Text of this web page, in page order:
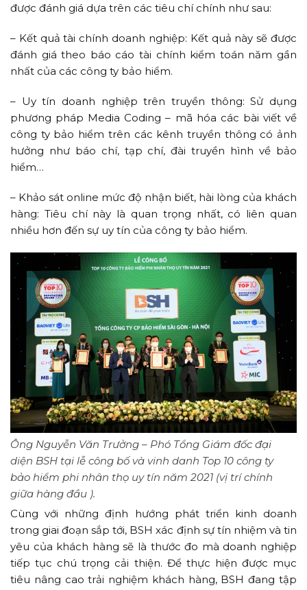
được đánh giá dựa trên các tiêu chí chính như sau:
– Kết quả tài chính doanh nghiệp: Kết quả này sẽ được
đánh giá theo báo cáo tài chính kiểm toán năm gần
nhất của các công ty bảo hiểm.
– Uy tín doanh nghiệp trên truyền thông: Sử dụng
phương pháp Media Coding – mã hóa các bài viết về
công ty bảo hiểm trên các kênh truyền thông có ảnh
hưởng như báo chí, tạp chí, đài truyền hình về bảo
hiểm…
– Khảo sát online mức độ nhận biết, hài lòng của khách
hàng: Tiêu chí này là quan trọng nhất, có liên quan
nhiều hơn đến sự uy tín của công ty bảo hiểm.
Ông Nguyễn Văn Trưởng – Phó Tổng Giám đốc đại
diện BSH tại lễ công bố và vinh danh Top 10 công ty
bảo hiểm phi nhân thọ uy tín năm 2021 (vị trí chính
giữa hàng đầu ).
Cùng với những định hướng phát triển kinh doanh
trong giai đoạn sắp tới, BSH xác định sự tín nhiệm và tin
yêu của khách hàng sẽ là thước đo mà doanh nghiệp
tiếp tục chú trọng cải thiện. Để thực hiện được mục
tiêu nâng cao trải nghiệm khách hàng, BSH đang tập